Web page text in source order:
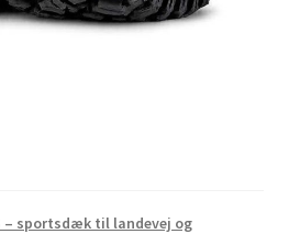
– sportsdæk til landevej og